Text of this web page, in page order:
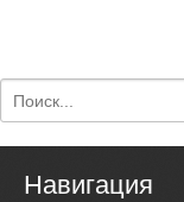
Навигация